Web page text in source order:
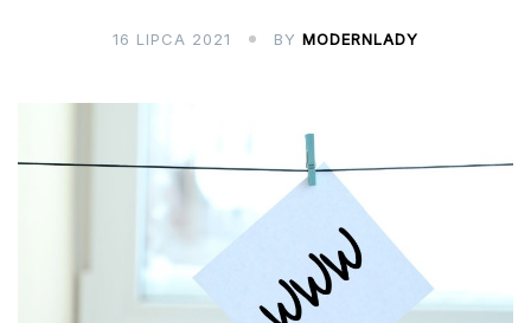
16 LIPCA 2021 BY MODERNLADY